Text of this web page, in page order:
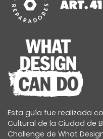
Esta guía fue realizada
Cultural de la Ciudad de
Challenge de What